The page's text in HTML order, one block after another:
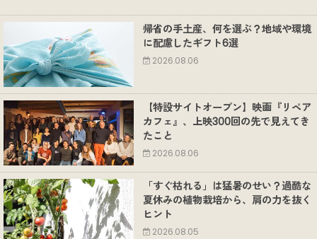
帰省の手土産、何を選ぶ？地域や環境
に配慮したギフト6選
2026.08.06
【特設サイトオープン】映画『リペア
カフェ』、上映300回の先で見えてき
たこと
2026.08.06
「すぐ枯れる」は猛暑のせい？過酷な
夏休みの植物栽培から、肩の力を抜く
ヒント
2026.08.05